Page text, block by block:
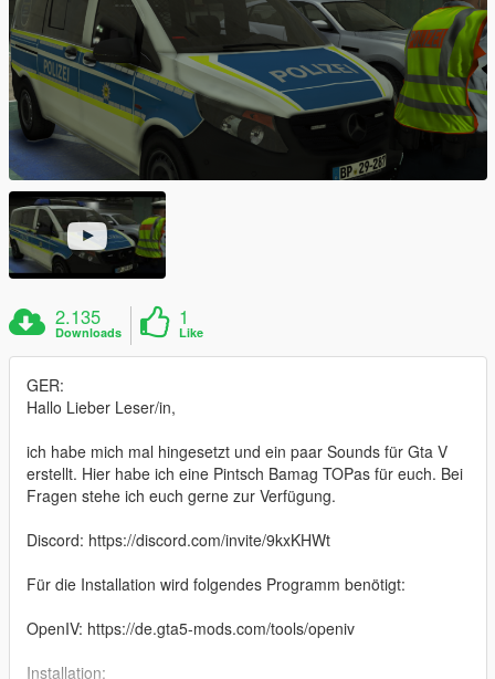
2.135
Downloads
1
Like
GER:
Hallo Lieber Leser/in,
ich habe mich mal hingesetzt und ein paar Sounds für Gta V
erstellt. Hier habe ich eine Pintsch Bamag TOPas für euch. Bei
Fragen stehe ich euch gerne zur Verfügung.
Discord: https://discord.com/invite/9kxKHWt
Für die Installation wird folgendes Programm benötigt:
OpenIV: https://de.gta5-mods.com/tools/openiv
Installation: